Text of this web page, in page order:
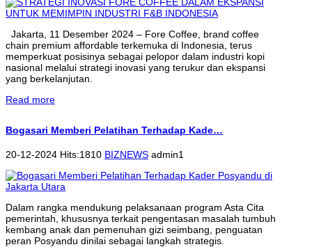
Jakarta, 11 Desember 2024 – Fore Coffee, brand coffee
chain premium affordable terkemuka di Indonesia, terus
memperkuat posisinya sebagai pelopor dalam industri kopi
nasional melalui strategi inovasi yang terukur dan ekspansi
yang berkelanjutan.
Read more
Bogasari Memberi Pelatihan Terhadap Kade…
20-12-2024 Hits:1810 BIZNEWS admin1
Dalam rangka mendukung pelaksanaan program Asta Cita
pemerintah, khususnya terkait pengentasan masalah tumbuh
kembang anak dan pemenuhan gizi seimbang, penguatan
peran Posyandu dinilai sebagai langkah strategis.